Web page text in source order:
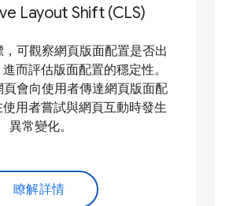
Layout Shift (CLS)
可觀察網頁版面配置是否出
而評估版面配置的穩定性。
頁會向使用者傳達網頁版面配
用者嘗試與網頁互動時發生
異常變化。
瞭解詳情